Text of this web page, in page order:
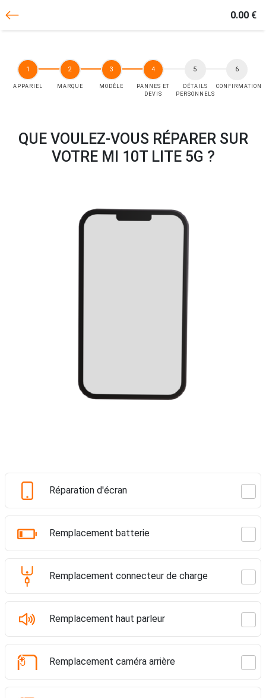
0.00 €
APPARIEL MARQUE MODÈLE
PANNES ET
DEVIS
DÉTAILS
PERSONNELS
CONFIRMATION
QUE VOULEZ-VOUS RÉPARER SUR
VOTRE MI 10T LITE 5G ?
Réparation d'écran
Remplacement batterie
Remplacement connecteur de charge
Remplacement haut parleur
Remplacement caméra arrière